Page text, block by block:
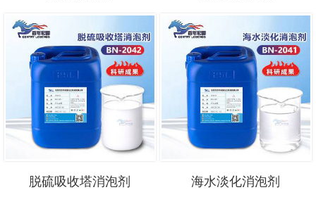
脱硫吸收塔消泡剂 海水淡化消泡剂